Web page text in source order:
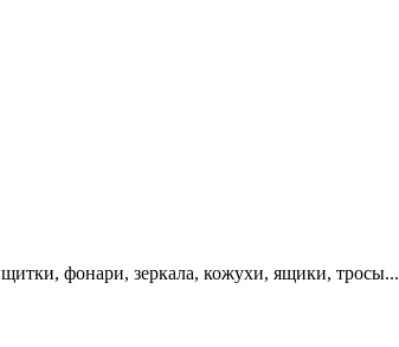
щитки, фонари, зеркала, кожухи, ящики, тросы...